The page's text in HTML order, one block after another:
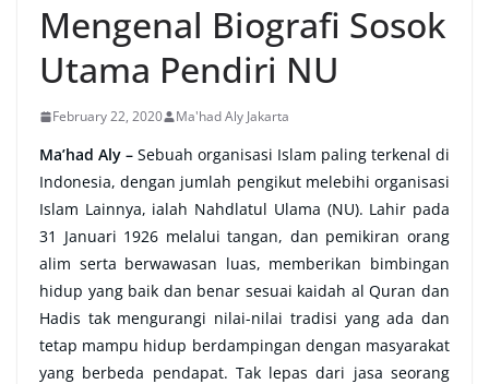
Mengenal Biografi Sosok
Utama Pendiri NU
February 22, 2020 Ma'had Aly Jakarta
Ma’had Aly – Sebuah organisasi Islam paling terkenal di
Indonesia, dengan jumlah pengikut melebihi organisasi
Islam Lainnya, ialah Nahdlatul Ulama (NU). Lahir pada
31 Januari 1926 melalui tangan, dan pemikiran orang
alim serta berwawasan luas, memberikan bimbingan
hidup yang baik dan benar sesuai kaidah al Quran dan
Hadis tak mengurangi nilai-nilai tradisi yang ada dan
tetap mampu hidup berdampingan dengan masyarakat
yang berbeda pendapat. Tak lepas dari jasa seorang